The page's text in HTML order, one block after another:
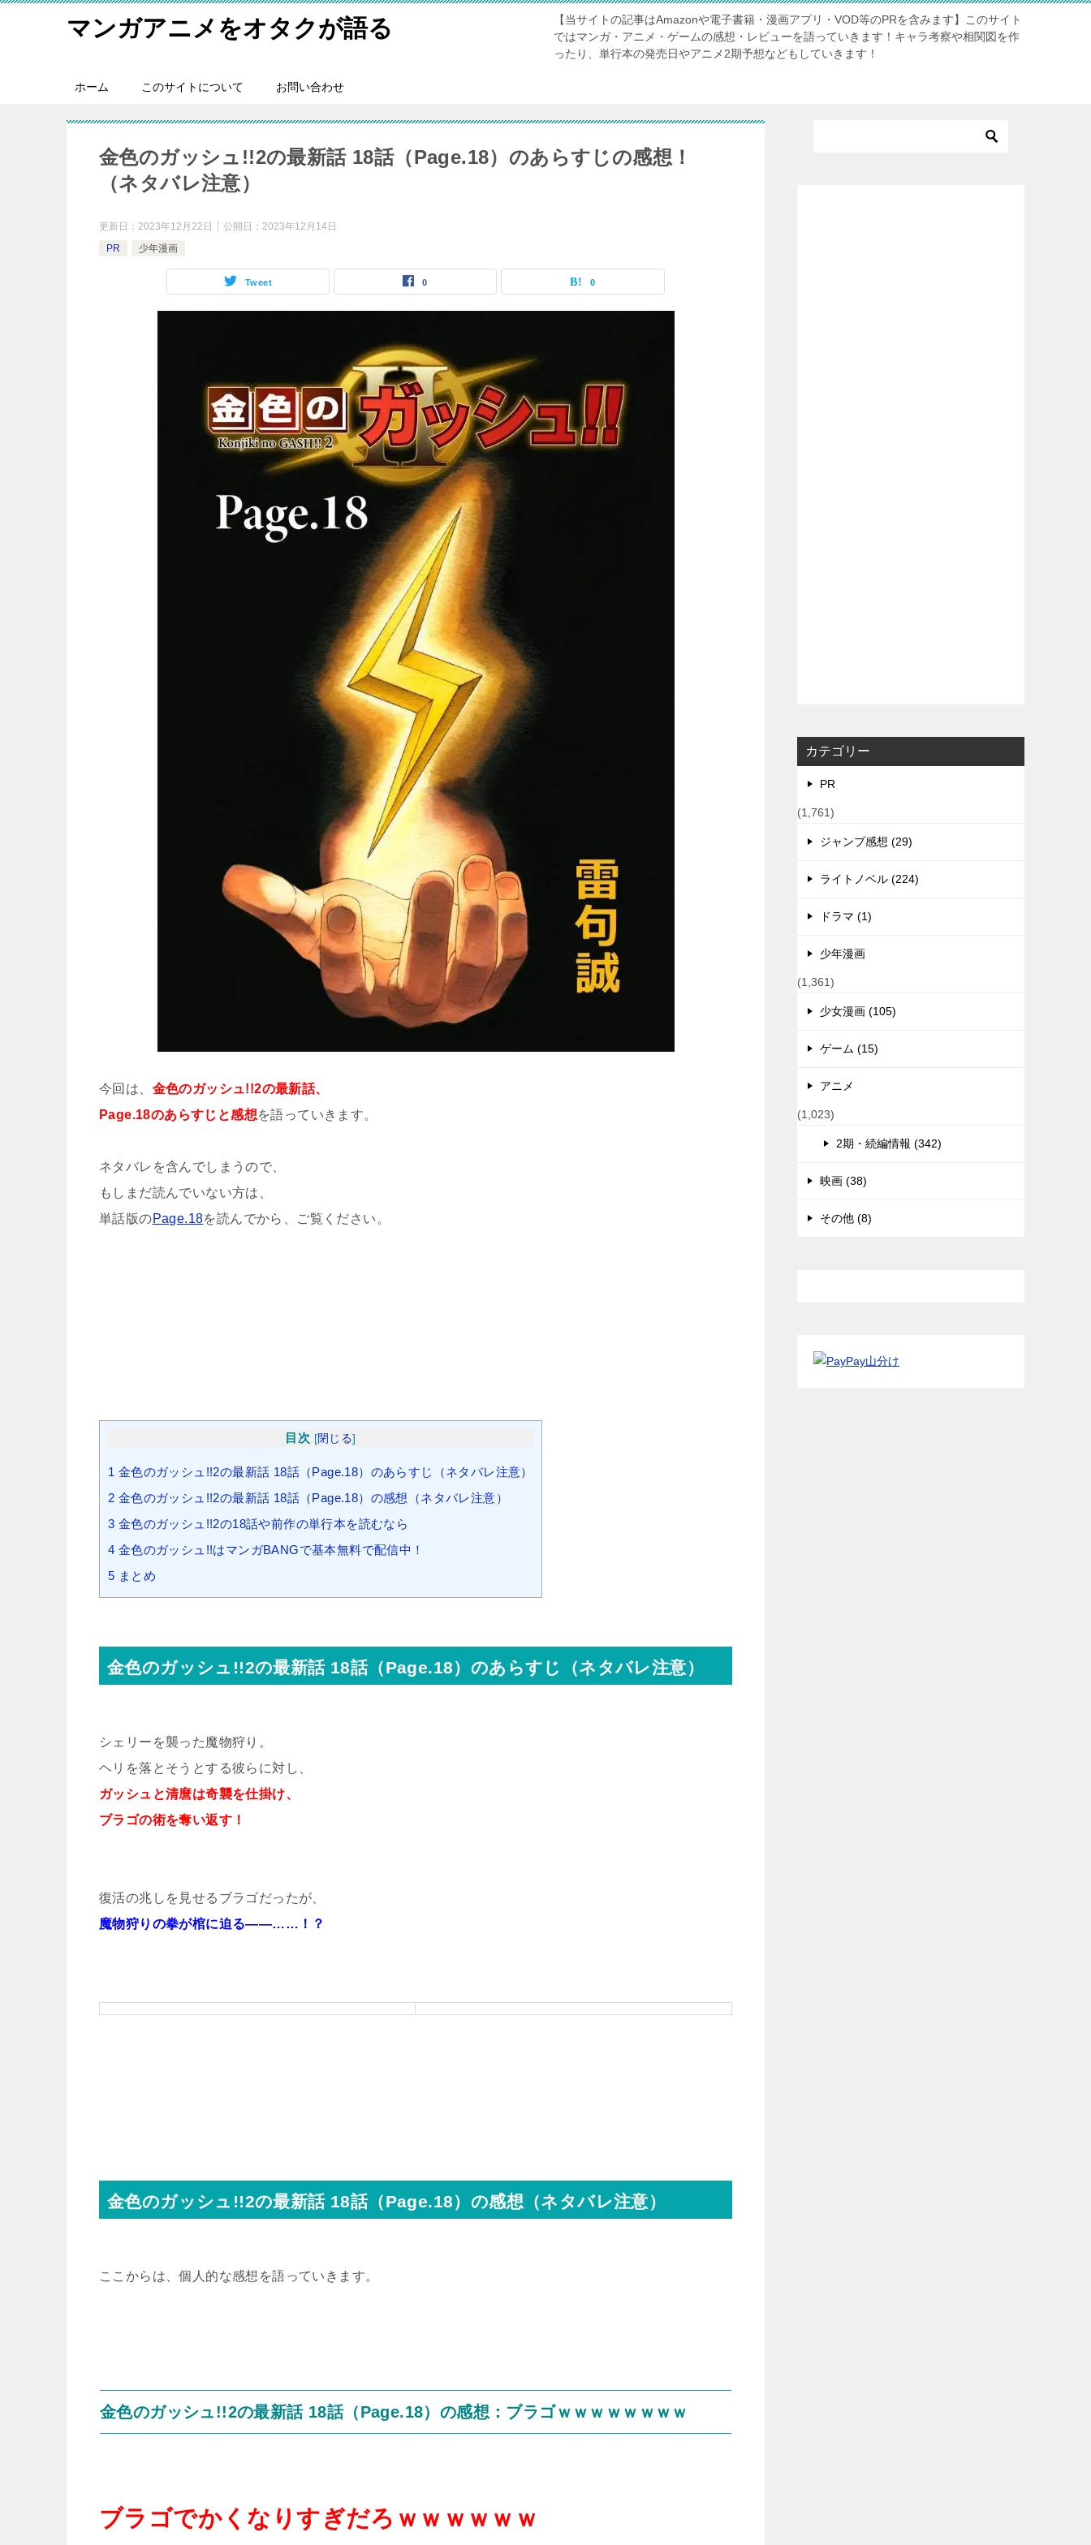
マンガアニメをオタクが語る
【当サイトの記事はAmazonや電子書籍・漫画アプリ・VOD等のPRを含みます】このサイト
ではマンガ・アニメ・ゲームの感想・レビューを語っていきます！キャラ考察や相関図を作
ったり、単行本の発売日やアニメ2期予想などもしていきます！
ホーム このサイトについて お問い合わせ
金色のガッシュ!!2の最新話 18話（Page.18）のあらすじの感想！
（ネタバレ注意）
更新日： 2023年12月22日 公開日： 2023年12月14日
PR
少年漫画
Tweet 0 0
今回は、 金色のガッシュ!!2の最新話、
Page.18のあらすじと感想を語っていきます。
ネタバレを含んでしまうので、
もしまだ読んでいない方は、
単話版のPage.18を読んでから、ご覧ください。
目次 [閉じる]
1 金色のガッシュ!!2の最新話 18話（Page.18）のあらすじ（ネタバレ注意）
2 金色のガッシュ!!2の最新話 18話（Page.18）の感想（ネタバレ注意）
3 金色のガッシュ!!2の18話や前作の単行本を読むなら
4 金色のガッシュ!!はマンガBANGで基本無料で配信中！
5 まとめ
金色のガッシュ!!2の最新話 18話（Page.18）のあらすじ（ネタバレ注意）
シェリーを襲った魔物狩り。
ヘリを落とそうとする彼らに対し、
ガッシュと清麿は奇襲を仕掛け、
ブラゴの術を奪い返す！
復活の兆しを見せるブラゴだったが、
魔物狩りの拳が棺に迫る――……！？
金色のガッシュ!!2の最新話 18話（Page.18）の感想（ネタバレ注意）
ここからは、個人的な感想を語っていきます。
金色のガッシュ!!2の最新話 18話（Page.18）の感想：ブラゴｗｗｗｗｗｗｗｗ
ブラゴでかくなりすぎだろｗｗｗｗｗｗ
カテゴリー
PR
(1,761)
ジャンプ感想 (29)
ライトノベル (224)
ドラマ (1)
少年漫画
(1,361)
少女漫画 (105)
ゲーム (15)
アニメ
(1,023)
2期・続編情報 (342)
映画 (38)
その他 (8)